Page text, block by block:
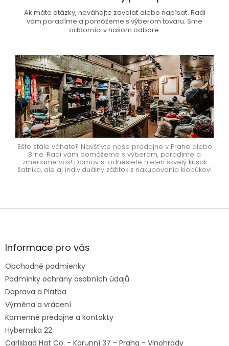
Ak máte otázky, neváhajte zavolať alebo napísať. Radi
vám poradíme a pomôžeme s výberom tovaru. Sme
odborníci v našom odbore.
Ešte stále váhate? Navštívte naše predajne v Prahe alebo
Brne. Radi vám pomôžeme s výberom, poradíme a
zmeriame vás! Domov si odnesiete nielen skvelý kúsok
šatníka, ale aj individuálny zážitok z nakupovania klobúkov!
Z
ä
e
Informace pro vás
Obchodné podmienky
Podmínky ochrany osobních údajů
Doprava a Platba
Výměna a vrácení
Kamenné predajne a kontakty
Hybernska 22
Carlsbad Hat Co. - Korunní 37 - Praha - Vinohrady